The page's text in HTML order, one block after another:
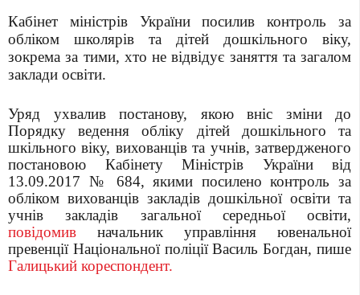
Кабінет міністрів України посилив контроль за
обліком школярів та дітей дошкільного віку,
зокрема за тими, хто не відвідує заняття та загалом
заклади освіти.
Уряд ухвалив постанову, якою вніс зміни до
Порядку ведення обліку дітей дошкільного та
шкільного віку, вихованців та учнів, затвердженого
постановою Кабінету Міністрів України від
13.09.2017 № 684, якими посилено контроль за
обліком вихованців закладів дошкільної освіти та
учнів закладів загальної середньої освіти,
повідомив начальник управління ювенальної
превенції Національної поліції Василь Богдан, пише
Галицький кореспондент.